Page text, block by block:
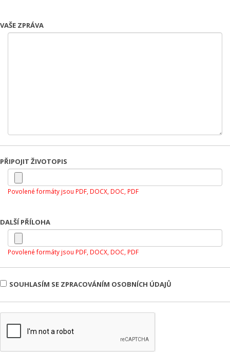
VAŠE ZPRÁVA
PŘIPOJIT ŽIVOTOPIS
Povolené formáty jsou PDF, DOCX, DOC, PDF
DALŠÍ PŘÍLOHA
Povolené formáty jsou PDF, DOCX, DOC, PDF
SOUHLASÍM SE ZPRACOVÁNÍM OSOBNÍCH ÚDAJŮ